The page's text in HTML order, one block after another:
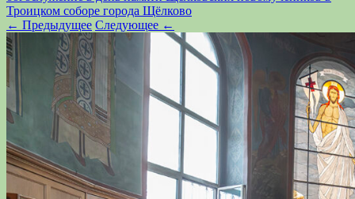
Троицком соборе города Щёлково
← Предыдущее Следующее ←